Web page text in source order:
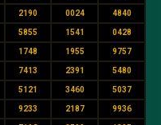
2190 0024 4840
5855 1541 0428
1748 1955 9757
7413 2391 5480
5121 3460 5037
9233 2187 9936